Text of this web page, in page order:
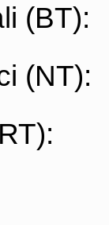
(BT):
(NT):